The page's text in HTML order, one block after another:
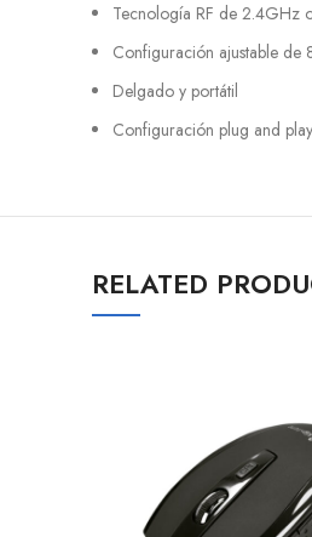
Tecnología RF de 2.4GHz
Configuración ajustable
Delgado y portátil
Configuración plug and
RELATED